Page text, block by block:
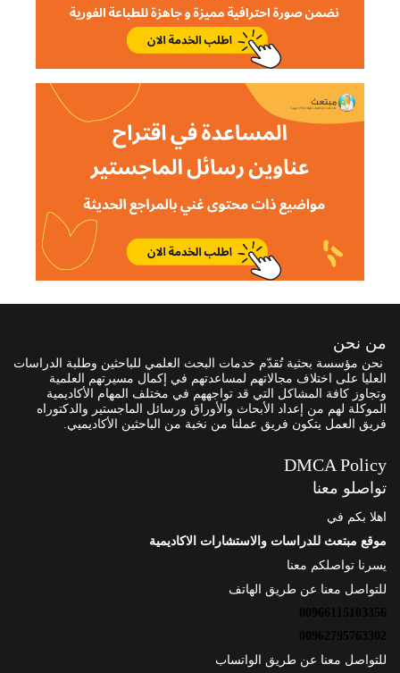
من نحن
نحن مؤسسة بحثية تُقدّم خدمات البحث العلمي للباحثين وطلبة الدراسات
العليا على اختلاف مجالاتهم لمساعدتهم في إكمال مسيرتهم العلمية
وتجاوز كافة المشاكل التي قد تواجههم في مختلف المهام الأكاديمية
الموكلة لهم من إعداد الأبحاث والأوراق ورسائل الماجستير والدكتوراه
فريق العمل يتكون فريق عملنا من نخبة من الباحثين الأكاديميي.
DMCA Policy
تواصلو معنا
اهلا بكم في
موقع مبتعث للدراسات والاستشارات الاكاديمية
يسرنا تواصلكم معنا
للتواصل معنا عن طريق الهاتف
00966115103356
00962795763302
للتواصل معنا عن طريق الواتساب